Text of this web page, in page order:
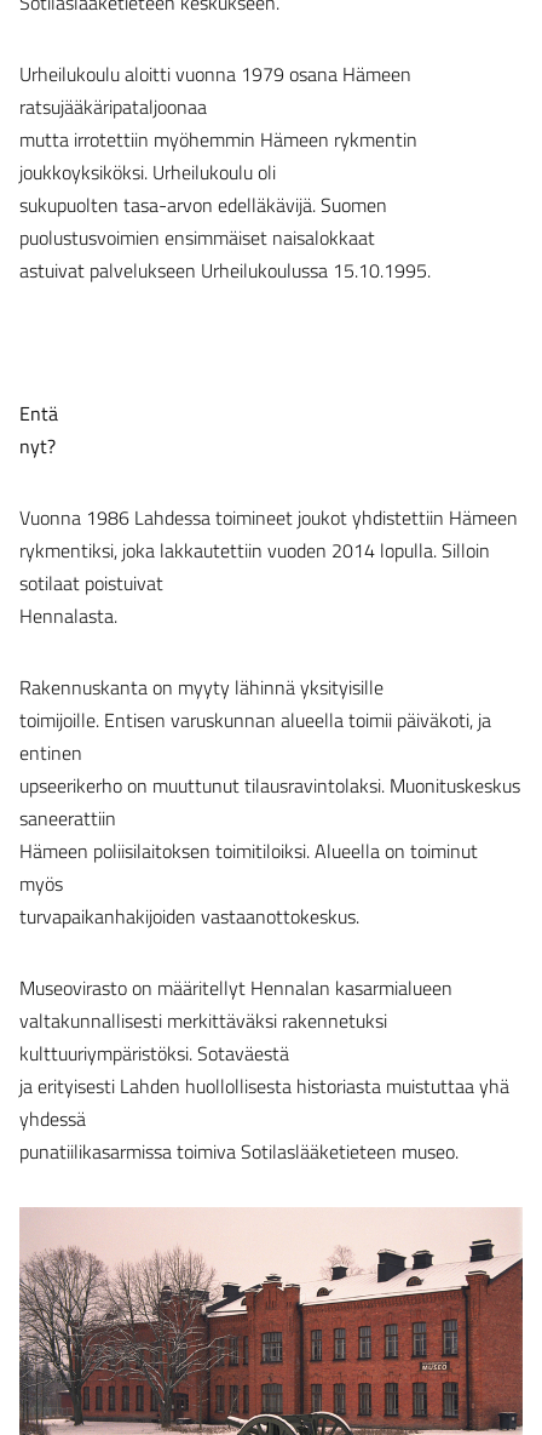
Urheilukoulu aloitti vuonna 1979 osana Hämeen
ratsujääkäripataljoonaa
mutta irrotettiin myöhemmin Hämeen rykmentin
joukkoyksiköksi. Urheilukoulu oli
sukupuolten tasa-arvon edelläkävijä. Suomen
puolustusvoimien ensimmäiset naisalokkaat
astuivat palvelukseen Urheilukoulussa 15.10.1995.
Entä
nyt?
Vuonna 1986 Lahdessa toimineet joukot yhdistettiin Hämeen
rykmentiksi, joka lakkautettiin vuoden 2014 lopulla. Silloin
sotilaat poistuivat
Hennalasta.
Rakennuskanta on myyty lähinnä yksityisille
toimijoille. Entisen varuskunnan alueella toimii päiväkoti, ja
entinen
upseerikerho on muuttunut tilausravintolaksi. Muonituskeskus
saneerattiin
Hämeen poliisilaitoksen toimitiloiksi. Alueella on toiminut
myös
turvapaikanhakijoiden vastaanottokeskus.
Museovirasto on määritellyt Hennalan kasarmialueen
valtakunnallisesti merkittäväksi rakennetuksi
kulttuuriympäristöksi. Sotaväestä
ja erityisesti Lahden huollollisesta historiasta muistuttaa yhä
yhdessä
punatiilikasarmissa toimiva Sotilaslääketieteen museo.